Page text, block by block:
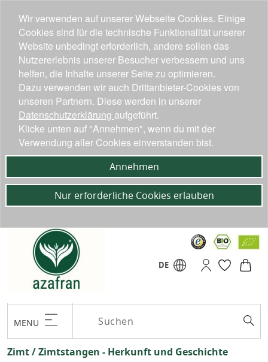
DE
MENU
Zimt / Zimtstangen - Herkunft und Geschichte
Wir verwenden auf unserer Webseite Cookies. Einige
Cookies sind für die technische Funktionalität unserer
Website unbedingt erforderlich, andere sollen das
Nutzererlebnis unserer Besucher verbessern und uns
helfen, die Inhalte unserer Seite zu optimieren.
Dazu verwenden wir auch Drittanbieter-Cookies von
unseren Partnern. Diese werden in unserer
Datenschutzerklärung aufgeführt.
Klicke unten auf "Annehmen", wenn du mit der
Verwendung aller Cookies einverstanden bist.
Annehmen
Nur erforderliche Cookies erlauben